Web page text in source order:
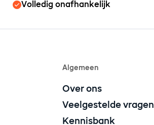
Volledig onafhankelijk
Algemeen
Over ons
Veelgestelde vragen
Kennisbank